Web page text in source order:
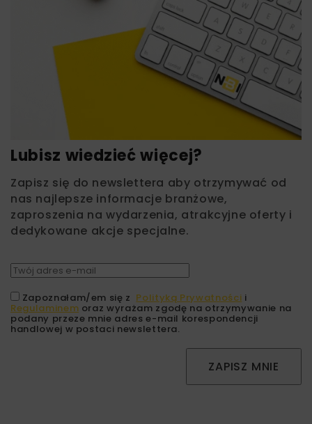
Lubisz wiedzieć więcej?
Zapisz się do newslettera aby otrzymywać od
nas najlepsze informacje branżowe,
zaproszenia na wydarzenia, atrakcyjne oferty i
dedykowane akcje specjalne.
Zapoznałam/em się z Polityką Prywatności i
Regulaminem oraz wyrażam zgodę na otrzymywanie na
podany przeze mnie adres e-mail korespondencji
handlowej w postaci newslettera.
ZAPISZ MNIE